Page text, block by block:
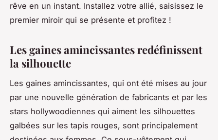
rêve en un instant. Installez votre allié, saisissez le
premier miroir qui se présente et profitez !
Les gaines amincissantes redéfinissent
la silhouette
Les gaines amincissantes, qui ont été mises au jour
par une nouvelle génération de fabricants et par les
stars hollywoodiennes qui aiment les silhouettes
galbées sur les tapis rouges, sont principalement